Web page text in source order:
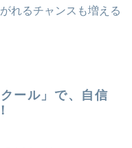
れるチャンスも増える
ール」で、自信